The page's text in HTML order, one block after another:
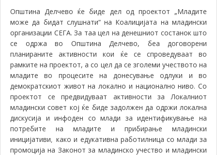
Општина Делчевоќе биде дел од проектот „Младите
може да бидат слушнати“ на Коалицијата на младински
организации СЕГА. За таа цел на денешниот состанок што
се одржа во Општина Делчево, беа договорени
планираните активности кои ќе се спроведуваат во
рамките на проектот, а со цел да се зголеми учеството на
младите во процесите на донесување одлуки и во
демократскиот живот на локално и национално ниво. Со
проектот се предвидуваат активности за Локалниот
младински совет кој ќе биде задолжен да одржи локална
дискусија и инфоден со млади за идентификување на
потребите на младите и прибирање младински
иницијативи,како и едукативна работилница со млади за
промоција на Законот за младинско учество и младински